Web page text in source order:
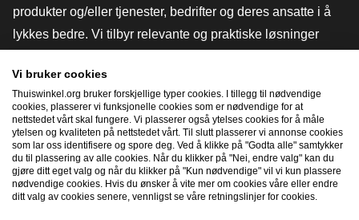
produkter og/eller tjenester, bedrifter og deres ansatte i å
lykkes bedre. Vi tilbyr relevante og praktiske løsninger
verktøy og råd, advokatvirksomhet, markedsundersøkelser,
og har vår egen utdanningsplattform, Thuiswinkel e-
Academy.
Naviger raskt
Vi bruker cookies
Thuiswinkel.org bruker forskjellige typer cookies. I tillegg til nødvendige
cookies, plasserer vi funksjonelle cookies som er nødvendige for at
nettstedet vårt skal fungere. Vi plasserer også ytelses cookies for å måle
ytelsen og kvaliteten på nettstedet vårt. Til slutt plasserer vi annonse cookies
som lar oss identifisere og spore deg. Ved å klikke på "Godta alle" samtykker
du til plassering av alle cookies. Når du klikker på "Nei, endre valg" kan du
gjøre ditt eget valg og når du klikker på "Kun nødvendige" vil vi kun plassere
nødvendige cookies. Hvis du ønsker å vite mer om cookies våre eller endre
ditt valg av cookies senere, vennligst se våre retningslinjer for cookies.